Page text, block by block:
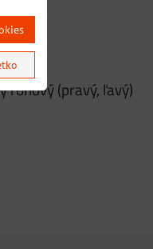
rohový (pravý, ľavý)